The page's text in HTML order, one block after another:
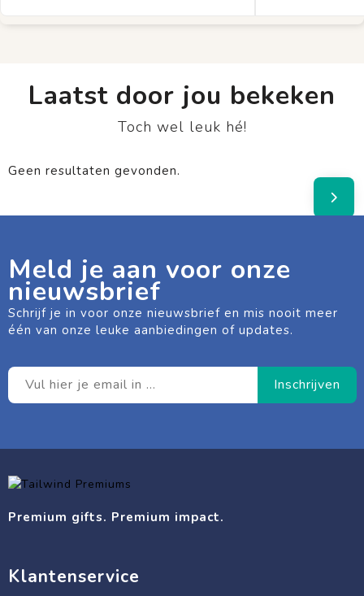
Laatst door jou bekeken
Toch wel leuk hé!
Geen resultaten gevonden.
Meld je aan voor onze
nieuwsbrief
Schrijf je in voor onze nieuwsbrief en mis nooit meer
één van onze leuke aanbiedingen of updates.
Premium gifts. Premium impact.
Klantenservice